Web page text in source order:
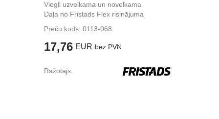
Viegli uzvelkama un novelkama
Daļa no Fristads Flex risinājuma
Preču kods: 0113-068
17,76 EUR bez PVN
Ražotājs: